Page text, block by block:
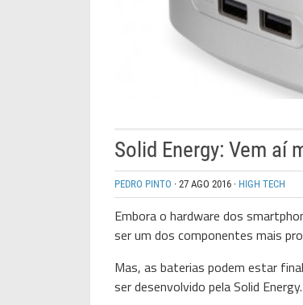
Solid Energy: Vem aí
PEDRO PINTO · 27 AGO 2016 · HIGH TECH
Embora o hardware dos
ser um dos componentes mais
Mas, as baterias podem estar
ser desenvolvido pela Solid Energy.